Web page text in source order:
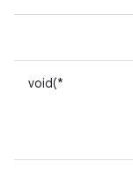
void(*